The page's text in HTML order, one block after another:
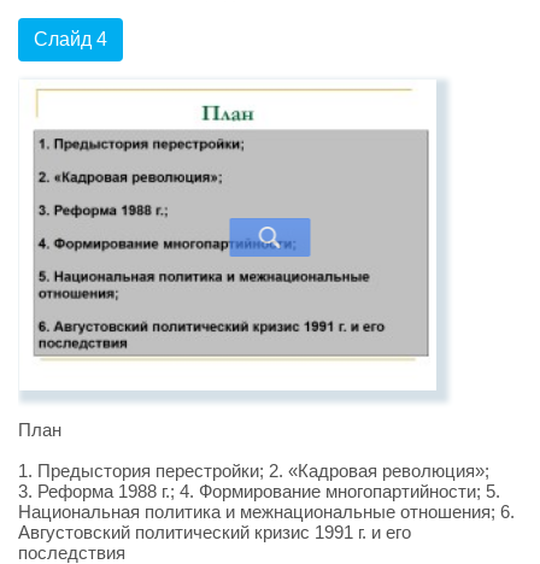
Слайд 4
План
1. Предыстория перестройки; 2. «Кадровая революция»;
3. Реформа 1988 г.; 4. Формирование многопартийности; 5.
Национальная политика и межнациональные отношения; 6.
Августовский политический кризис 1991 г. и его
последствия